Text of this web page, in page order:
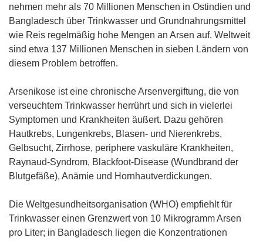
nehmen mehr als 70 Millionen Menschen in Ostindien und
Bangladesch über Trinkwasser und Grundnahrungsmittel
wie Reis regelmäßig hohe Mengen an Arsen auf. Weltweit
sind etwa 137 Millionen Menschen in sieben Ländern von
diesem Problem betroffen.
Arsenikose ist eine chronische Arsenvergiftung, die von
verseuchtem Trinkwasser herrührt und sich in vielerlei
Symptomen und Krankheiten äußert. Dazu gehören
Hautkrebs, Lungenkrebs, Blasen- und Nierenkrebs,
Gelbsucht, Zirrhose, periphere vaskuläre Krankheiten,
Raynaud-Syndrom, Blackfoot-Disease (Wundbrand der
Blutgefäße), Anämie und Hornhautverdickungen.
Die Weltgesundheitsorganisation (WHO) empfiehlt für
Trinkwasser einen Grenzwert von 10 Mikrogramm Arsen
pro Liter; in Bangladesch liegen die Konzentrationen